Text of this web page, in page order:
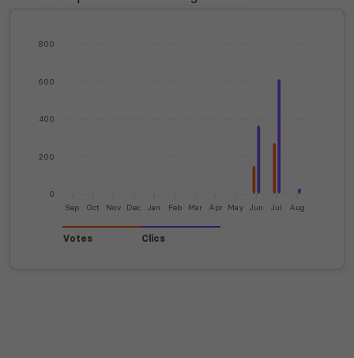
0
200
400
600
800
Sep Oct Nov Dec Jan Feb Mar Apr May Jun Jul Aug
Votes Clics